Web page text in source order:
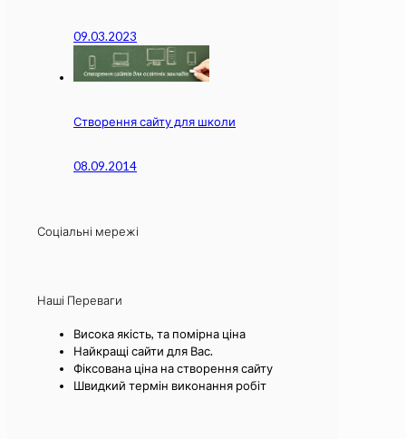
09.03.2023
Створення сайту для школи
08.09.2014
Соціальні мережі
Наші Переваги
Висока якість, та помірна ціна
Найкращі сайти для Вас.
Фіксована ціна на створення сайту
Швидкий термін виконання робіт